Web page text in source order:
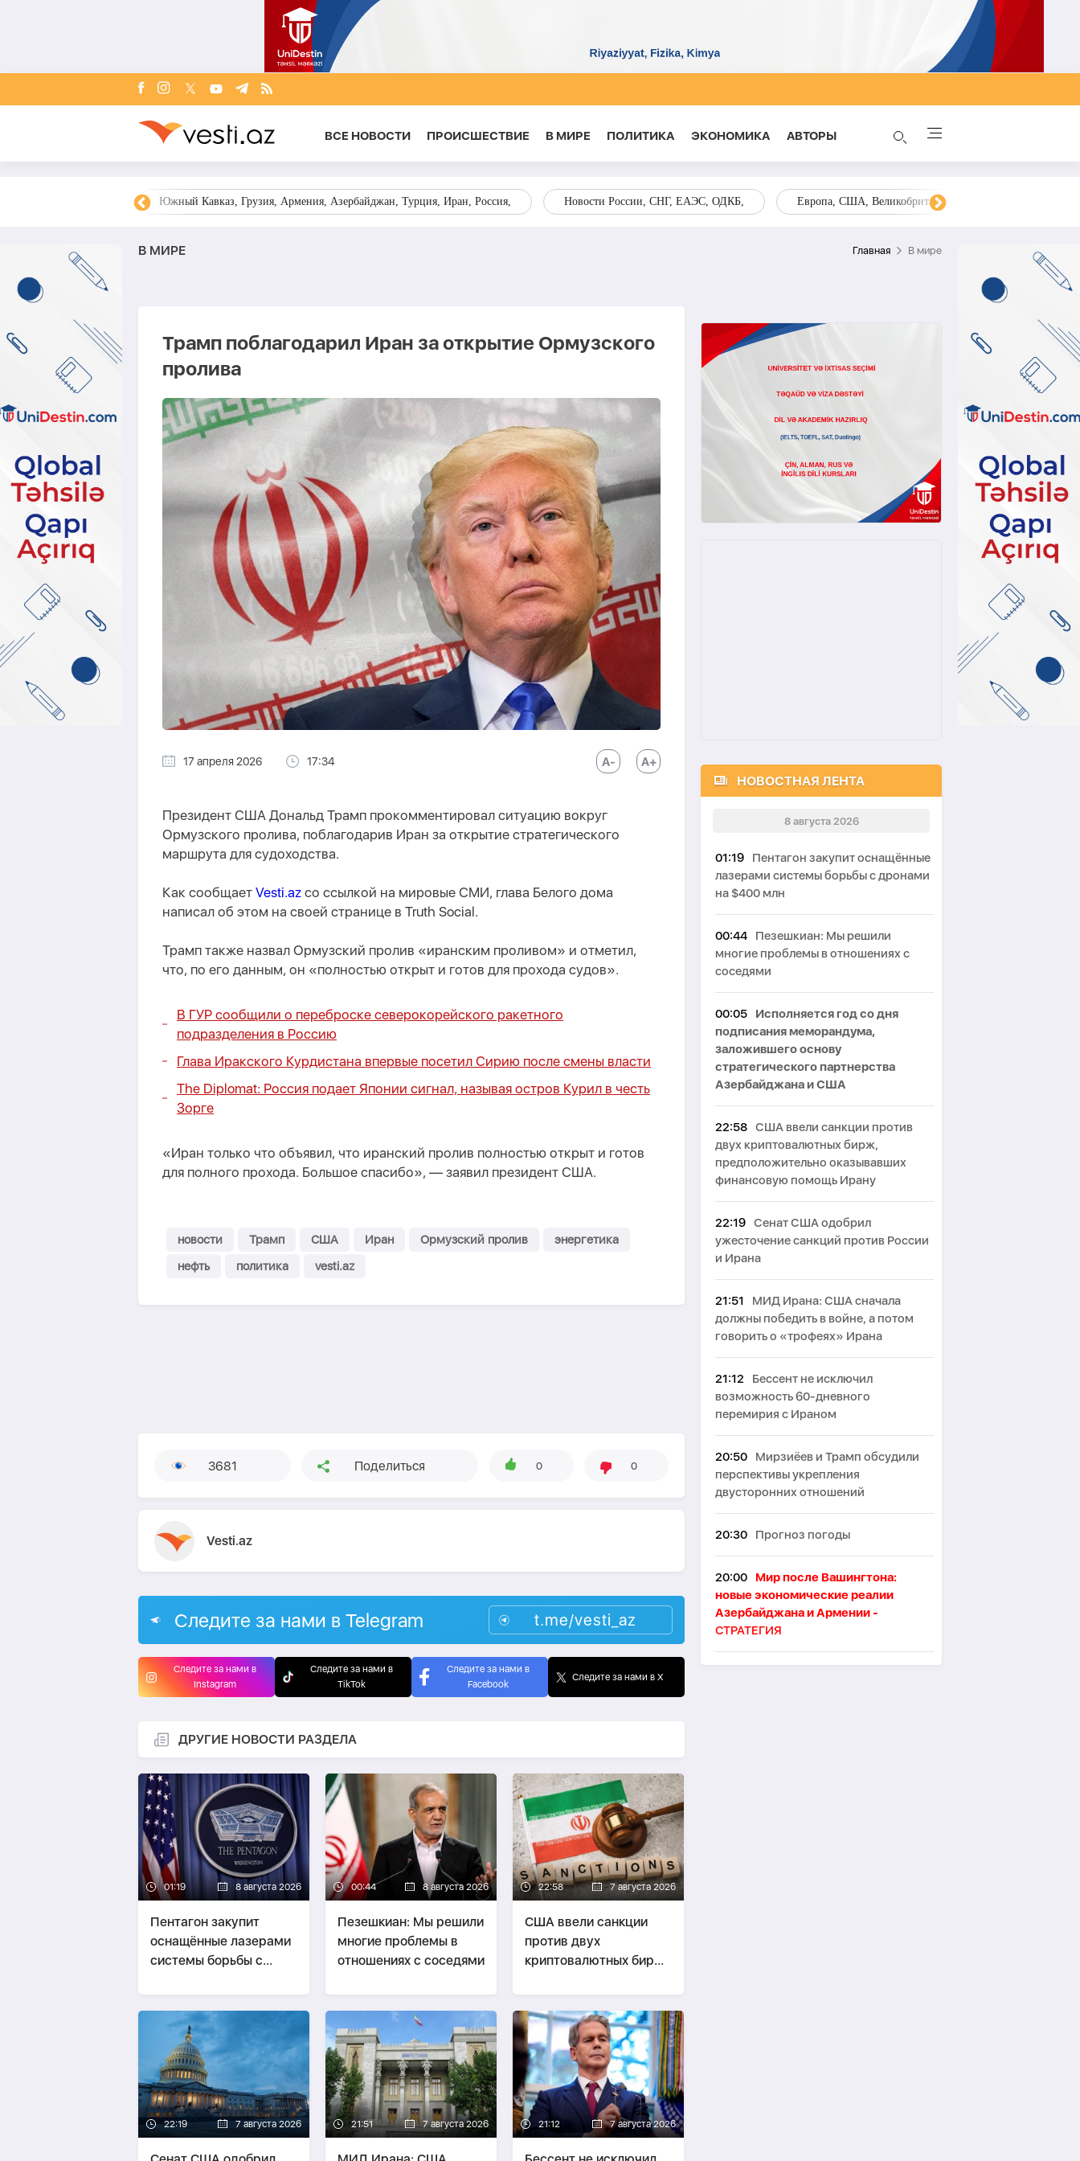
ВСЕ НОВОСТИ ПРОИСШЕСТВИЕ В МИРЕ ПОЛИТИКА ЭКОНОМИКА AВТОРЫ
Южный Кавказ, Грузия, Армения, Азербайджан, Турция, Иран, Россия, Новости России, СНГ, ЕАЭС, ОДКБ, Европа, США, Великобритания, Украина, Запад,
В МИРЕ Главная В мире
Трамп поблагодарил Иран за открытие Ормузского
пролива
17 апреля 2026 17:34
Президент США Дональд Трамп прокомментировал ситуацию вокруг
Ормузского пролива, поблагодарив Иран за открытие стратегического
маршрута для судоходства.
Как сообщает Vesti.az со ссылкой на мировые СМИ, глава Белого дома
написал об этом на своей странице в Truth Social.
Трамп также назвал Ормузский пролив «иранским проливом» и отметил,
что, по его данным, он «полностью открыт и готов для прохода судов».
В ГУР сообщили о переброске северокорейского ракетного
подразделения в Россию
Глава Иракского Курдистана впервые посетил Сирию после смены власти
The Diplomat: Россия подает Японии сигнал, называя остров Курил в честь
Зорге
«Иран только что объявил, что иранский пролив полностью открыт и готов
для полного прохода. Большое спасибо», — заявил президент США.
новости Трамп США Иран Ормузский пролив
энергетика
нефть
политика vesti.az
3681 Поделиться 0 0
Vesti.az
Следите за нами в Telegram t.me/vesti_az
Следите за нами в
Instagram
Следите за нами в
TikTok
Следите за нами в
Facebook
Следите за нами в X
ДРУГИЕ НОВОСТИ РАЗДЕЛА
01:19 8 августа 2026
Пентагон закупит
оснащённые лазерами
системы борьбы с
00:44 8 августа 2026
Пезешкиан: Мы решили
многие проблемы в
отношениях с соседями
22:58 7 августа 2026
США ввели санкции
против двух
криптовалютных бирж,
оказывавших
финансовую помощь
Ирану
22:19 7 августа 2026 21:51 7 августа 2026 21:12 7 августа 2026
НОВОСТНАЯ ЛЕНТА
8 августа 2026
01:19
Пентагон закупит оснащённые
лазерами системы борьбы с дронами
на $400 млн
00:44
Пезешкиан: Мы решили
многие проблемы в отношениях с
соседями
00:05
Исполняется год со дня
подписания меморандума,
заложившего основу
стратегического партнерства
Азербайджана и США
22:58 США ввели санкции против
двух криптовалютных бирж,
предположительно оказывавших
финансовую помощь Ирану
22:19 Сенат США одобрил
ужесточение санкций против России
и Ирана
21:51
МИД Ирана: США сначала
должны победить в войне, а потом
говорить о «трофеях» Ирана
21:12
Бессент не исключил
возможность 60-дневного
перемирия с Ираном
20:50
Мирзиёев и Трамп обсудили
перспективы укрепления
двусторонних отношений
20:30 Прогноз погоды
20:00
Мир после Вашингтона:
новые экономические реалии
Азербайджана и Армении -
СТРАТЕГИЯ